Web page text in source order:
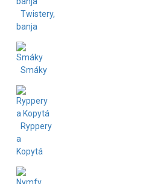
Twistery,
banja
Smáky
Ryppery
a
Kopytá